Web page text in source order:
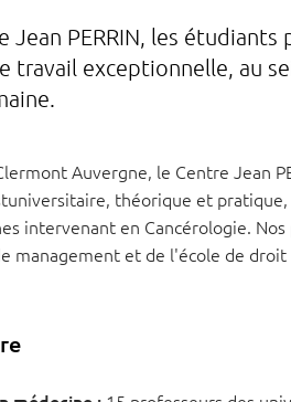
Jean PERRIN, les
travail exceptionnelle, au
Auvergne, le Centre Jean
théorique et
intervenant en Cancérologie.
management et de l'école de